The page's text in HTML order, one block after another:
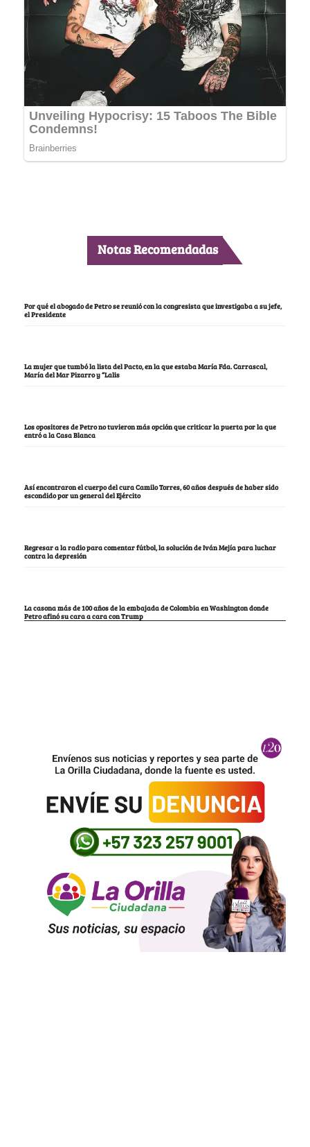
Notas Recomendadas
Por qué el abogado de Petro se reunió con la congresista que investigaba a su jefe,
el Presidente
La mujer que tumbó la lista del Pacto, en la que estaba María Fda. Carrascal,
María del Mar Pizarro y “Lalis
Los opositores de Petro no tuvieron más opción que criticar la puerta por la que
entró a la Casa Blanca
Así encontraron el cuerpo del cura Camilo Torres, 60 años después de haber sido
escondido por un general del Ejército
Regresar a la radio para comentar fútbol, la solución de Iván Mejía para luchar
contra la depresión
La casona más de 100 años de la embajada de Colombia en Washington donde
Petro afinó su cara a cara con Trump